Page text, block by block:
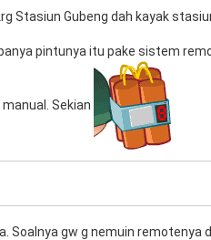
Stasiun Gubeng dah kayak
pintunya itu pake sistem
Sekian
Soalnya gw g nemuin remotenya